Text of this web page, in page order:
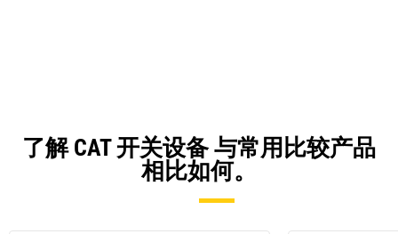
了解 CAT 开关设备 与常用比较产品
相比如何。